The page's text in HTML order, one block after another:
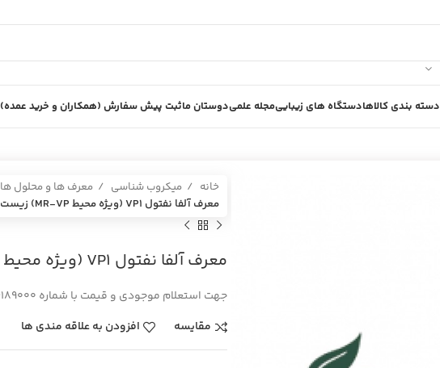
دسته بندی کالاهادستگاه های زیباییمجله علمیدوستان ماثبت پیش سفارش (همکاران و خرید عمده)
خانه میکروب شناسی معرف ها و محلول ها
معرف آلفا نفتول VP1 (ويژه محيط MR-VP) زيست رويش
معرف آلفا نفتول VP1 (ويژه محيط MR-VP) زيست رويش
جهت استعلام موجودی و قیمت با شماره 02636189000-02636188 تماس بگیرید.
مقایسه
افزودن به علاقه مندی ها